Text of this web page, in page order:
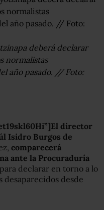
deberá declarar
normalistas
año pasado. // Foto:
director
Isidro Burgos de
comparecerá
ante la Procuraduría
para declarar en torno a lo
desaparecidos desde